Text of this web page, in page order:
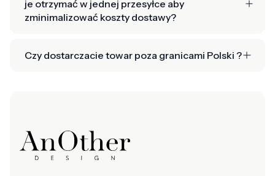
je otrzymać w jednej przesyłce aby
zminimalizować koszty dostawy?
Czy dostarczacie towar poza granicami Polski ?